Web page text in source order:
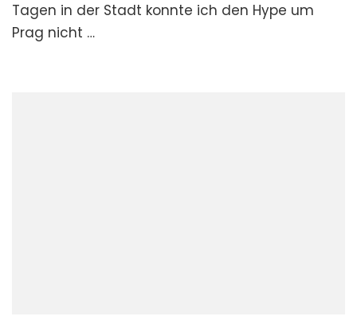
Tagen in der Stadt konnte ich den Hype um
Prag nicht …